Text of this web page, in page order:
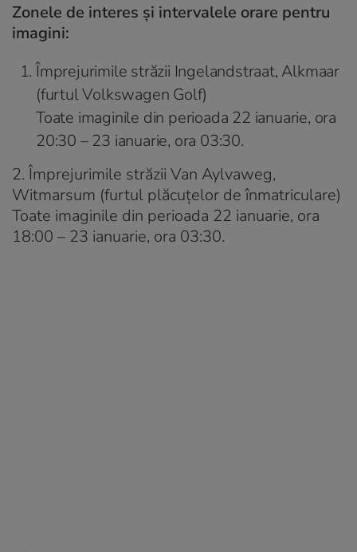
Zonele de interes și intervalele orare pentru
imagini:
Împrejurimile străzii Ingelandstraat, Alkmaar
(furtul Volkswagen Golf)
Toate imaginile din perioada 22 ianuarie, ora
20:30 – 23 ianuarie, ora 03:30.
2. Împrejurimile străzii Van Aylvaweg,
Witmarsum (furtul plăcuțelor de înmatriculare)
Toate imaginile din perioada 22 ianuarie, ora
18:00 – 23 ianuarie, ora 03:30.